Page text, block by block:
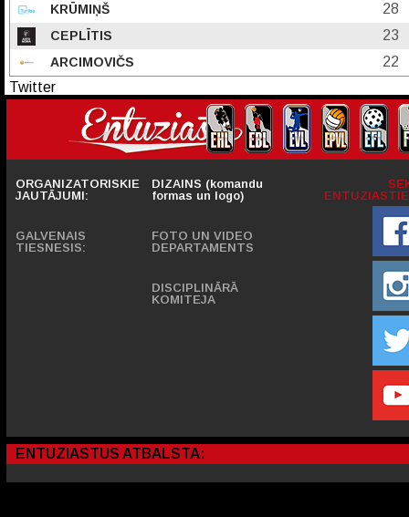
KRŪMIŅŠ 28
CEPLĪTIS 23
ARCIMOVIČS
22
Twitter
ORGANIZATORISKIE
JAUTĀJUMI:
GALVENAIS
TIESNESIS:
DIZAINS (komandu
formas un logo)
FOTO UN VIDEO
DEPARTAMENTS
DISCIPLINĀRĀ
KOMITEJA
ENTUZIASTUS ATBALSTA: